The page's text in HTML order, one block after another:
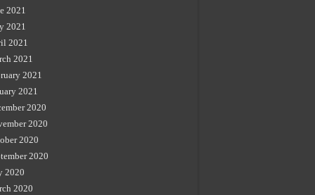
2021
2021
2021
2021
2021
2021
2020
2020
2020
2020
2020
2020